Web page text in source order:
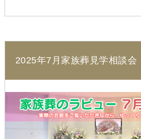
2025年7月家族葬見学相談会